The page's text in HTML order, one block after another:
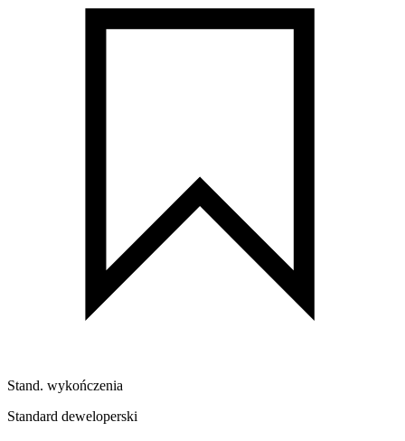
Stand. wykończenia
Standard deweloperski